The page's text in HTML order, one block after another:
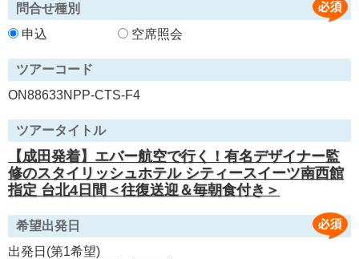
問合せ種別
申込
空席照会
ツアーコード
ON88633NPP-CTS-F4
ツアータイトル
【成田発着】エバー航空で行く！有名デザイナー監
修のスタイリッシュホテル シティースイーツ南西館
指定 台北4日間＜往復送迎＆毎朝食付き＞
希望出発日
出発日(第1希望)